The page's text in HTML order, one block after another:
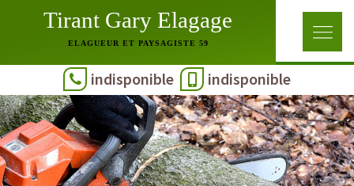
Tirant Gary Elagage
ELAGUEUR ET PAYSAGISTE 59
indisponible indisponible